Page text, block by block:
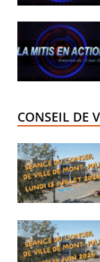
CONSEIL DE